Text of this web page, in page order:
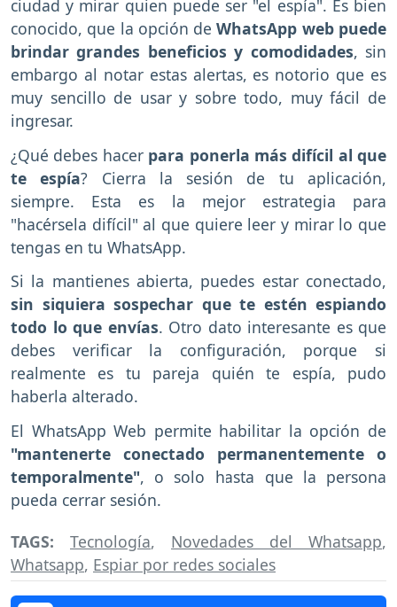
ciudad y mirar quien puede ser "el espía". Es bien
conocido, que la opción deWhatsApp web puede
brindar grandes beneficios y comodidades, sin
embargo al notar estas alertas, es notorio que es
muy sencillo de usar y sobre todo, muy fácil de
ingresar.
¿Qué debes hacerpara ponerla más difícil al que
te espía? Cierra la sesión de tu aplicación,
siempre. Esta es la mejor estrategia para
"hacérsela difícil" al que quiere leer y mirar lo que
tengas en tu WhatsApp.
Si la mantienes abierta, puedes estar conectado,
sin siquiera sospechar que te estén espiando
todo lo que envías. Otro dato interesante es que
debes verificar la configuración, porque si
realmente es tu pareja quién te espía, pudo
haberla alterado.
El WhatsApp Web permite habilitar la opción de
"mantenerte conectado permanentemente o
temporalmente", o solo hasta que la persona
pueda cerrar sesión.
TAGS: Tecnología, Novedades del Whatsapp,
Whatsapp, Espiar por redes sociales